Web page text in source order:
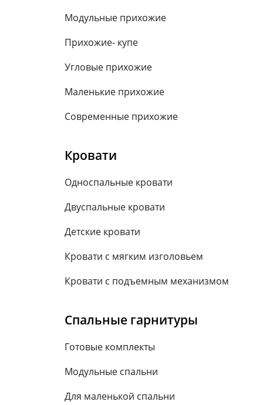
Модульные прихожие
Прихожие- купе
Угловые прихожие
Маленькие прихожие
Современные прихожие
Кровати
Односпальные кровати
Двуспальные кровати
Детские кровати
Кровати с мягким изголовьем
Кровати с подъемным механизмом
Спальные гарнитуры
Готовые комплекты
Модульные спальни
Для маленькой спальни